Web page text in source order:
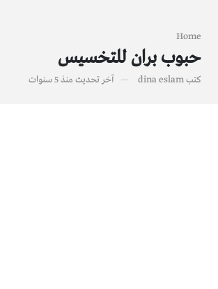
Home
حبوب بران للتخسيس
كتبdina eslam آخر تحديث منذ 5 سنوات